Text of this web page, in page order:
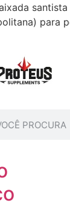
santista
para